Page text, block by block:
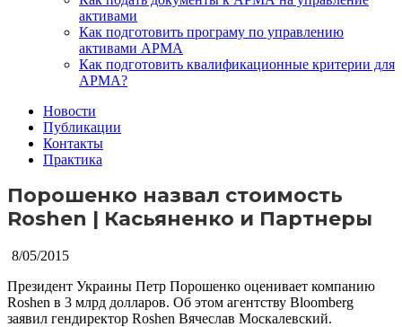
активами
Как подготовить програму по управлению
активами АРМА
Как подготовить квалификационные критерии для
АРМА?
Новости
Публикации
Контакты
Практика
Порошенко назвал стоимость
Roshen | Касьяненко и Партнеры
8/05/2015
Президент Украины Петр Порошенко оценивает компанию
Roshen в 3 млрд долларов. Об этом агентству Bloomberg
заявил гендиректор Roshen Вячеслав Москалевский.